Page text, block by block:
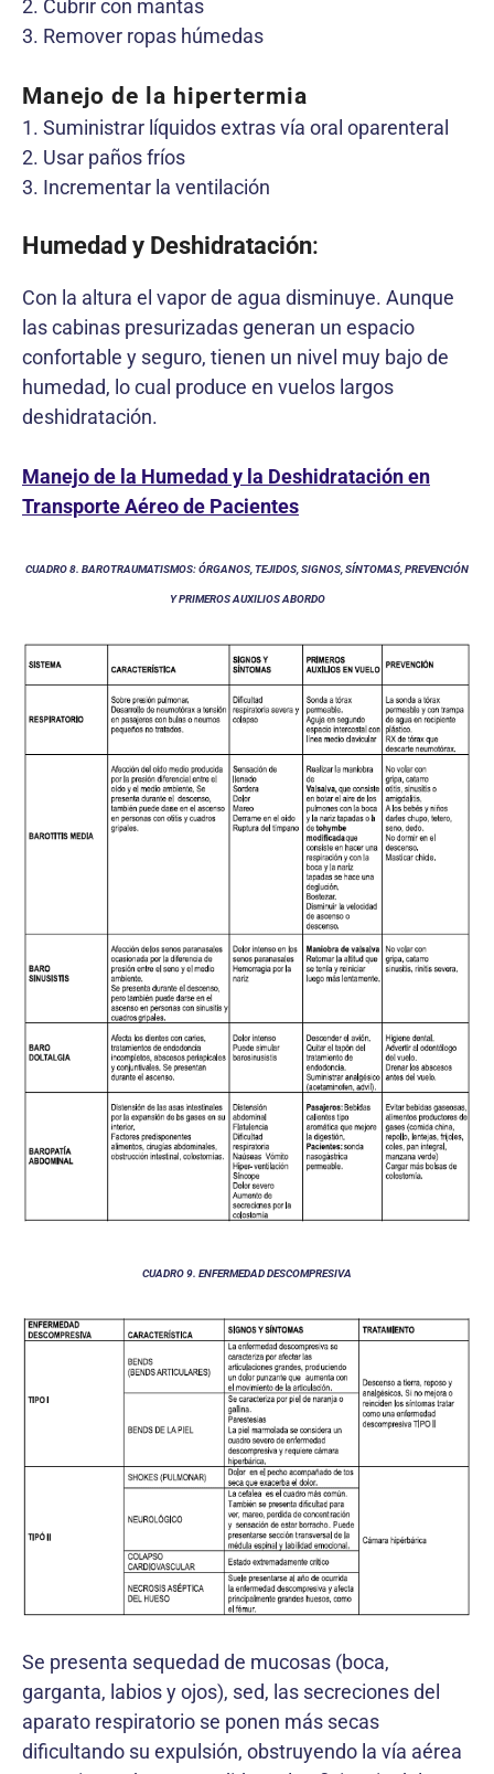
2. Cubrir con mantas
3. Remover ropas húmedas
Manejo de la hipertermia
1. Suministrar líquidos extras vía oral oparenteral
2. Usar paños fríos
3. Incrementar la ventilación
Humedad y Deshidratación:
Con la altura el vapor de agua disminuye. Aunque
las cabinas presurizadas generan un espacio
confortable y seguro, tienen un nivel muy bajo de
humedad, lo cual produce en vuelos largos
deshidratación.
Manejo de la Humedad y la Deshidratación en
Transporte Aéreo de Pacientes
CUADRO 8. BAROTRAUMATISMOS: ÓRGANOS, TEJIDOS, SIGNOS, SÍNTOMAS, PREVENCIÓN
Y PRIMEROS AUXILIOS ABORDO
CUADRO 9. ENFERMEDAD DESCOMPRESIVA
Se presenta sequedad de mucosas (boca,
garganta, labios y ojos), sed, las secreciones del
aparato respiratorio se ponen más secas
dificultando su expulsión, obstruyendo la vía aérea